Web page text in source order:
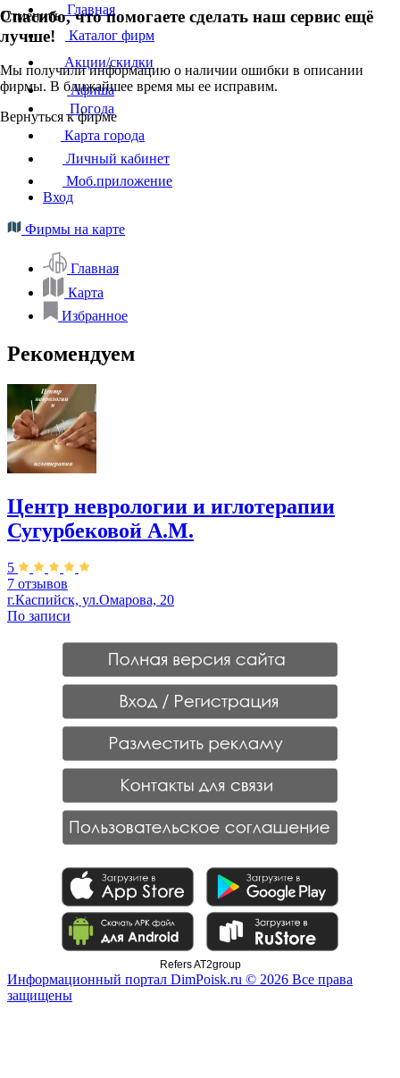
Отменить
Спасибо, что помогаете сделать наш сервис ещё
лучше!
Мы получили информацию о наличии ошибки в описании
фирмы. В ближайшее время мы ее исправим.
Вернуться к фирме
Главная
Каталог фирм
Акции/скидки
Афиша
Погода
Карта города
Личный кабинет
Моб.приложение
Вход
Фирмы на карте
Главная
Карта
Избранное
Рекомендуем
Центр неврологии и иглотерапии
Сугурбековой А.М.
5
7 отзывов
г.Каспийск, ул.Омарова, 20
По записи
Refers AT2group
Информационный портал DimPoisk.ru © 2026 Все права
защищены